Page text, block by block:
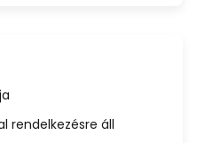
rendelkezésre áll